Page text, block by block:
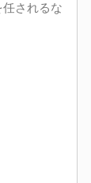
されるな